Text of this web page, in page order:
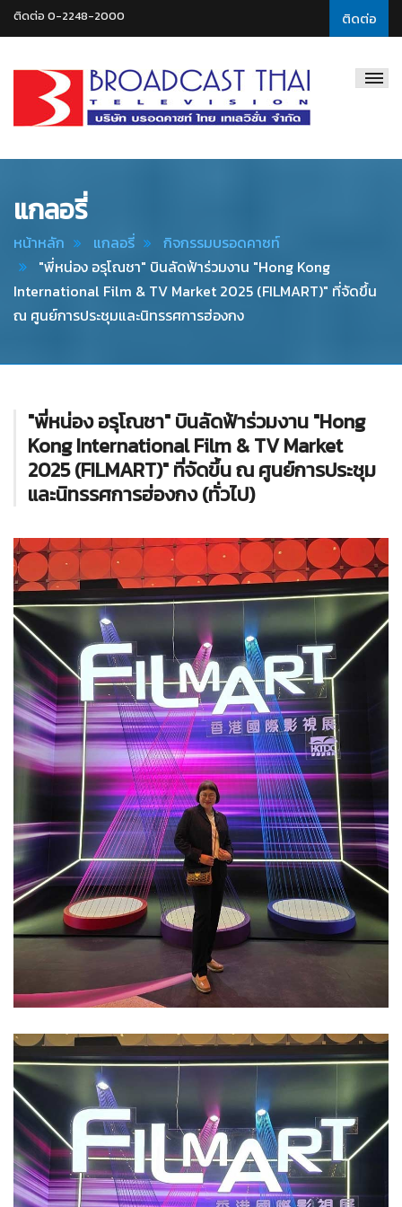
ติดต่อ
ติดต่อ 0-2248-2000
Thai
แกลอรี่
หน้าหลัก แกลอรี่
กิจกรรมบรอดคาซท์
"พี่หน่อง อรุโณชา" บินลัดฟ้าร่วมงาน "Hong Kong
International Film & TV Market 2025 (FILMART)" ที่จัดขึ้น
ณ ศูนย์การประชุมและนิทรรศการฮ่องกง
"พี่หน่อง อรุโณชา" บินลัดฟ้าร่วมงาน "Hong
Kong International Film & TV Market
2025 (FILMART)" ที่จัดขึ้น ณ ศูนย์การประชุม
และนิทรรศการฮ่องกง (ทั่วไป)